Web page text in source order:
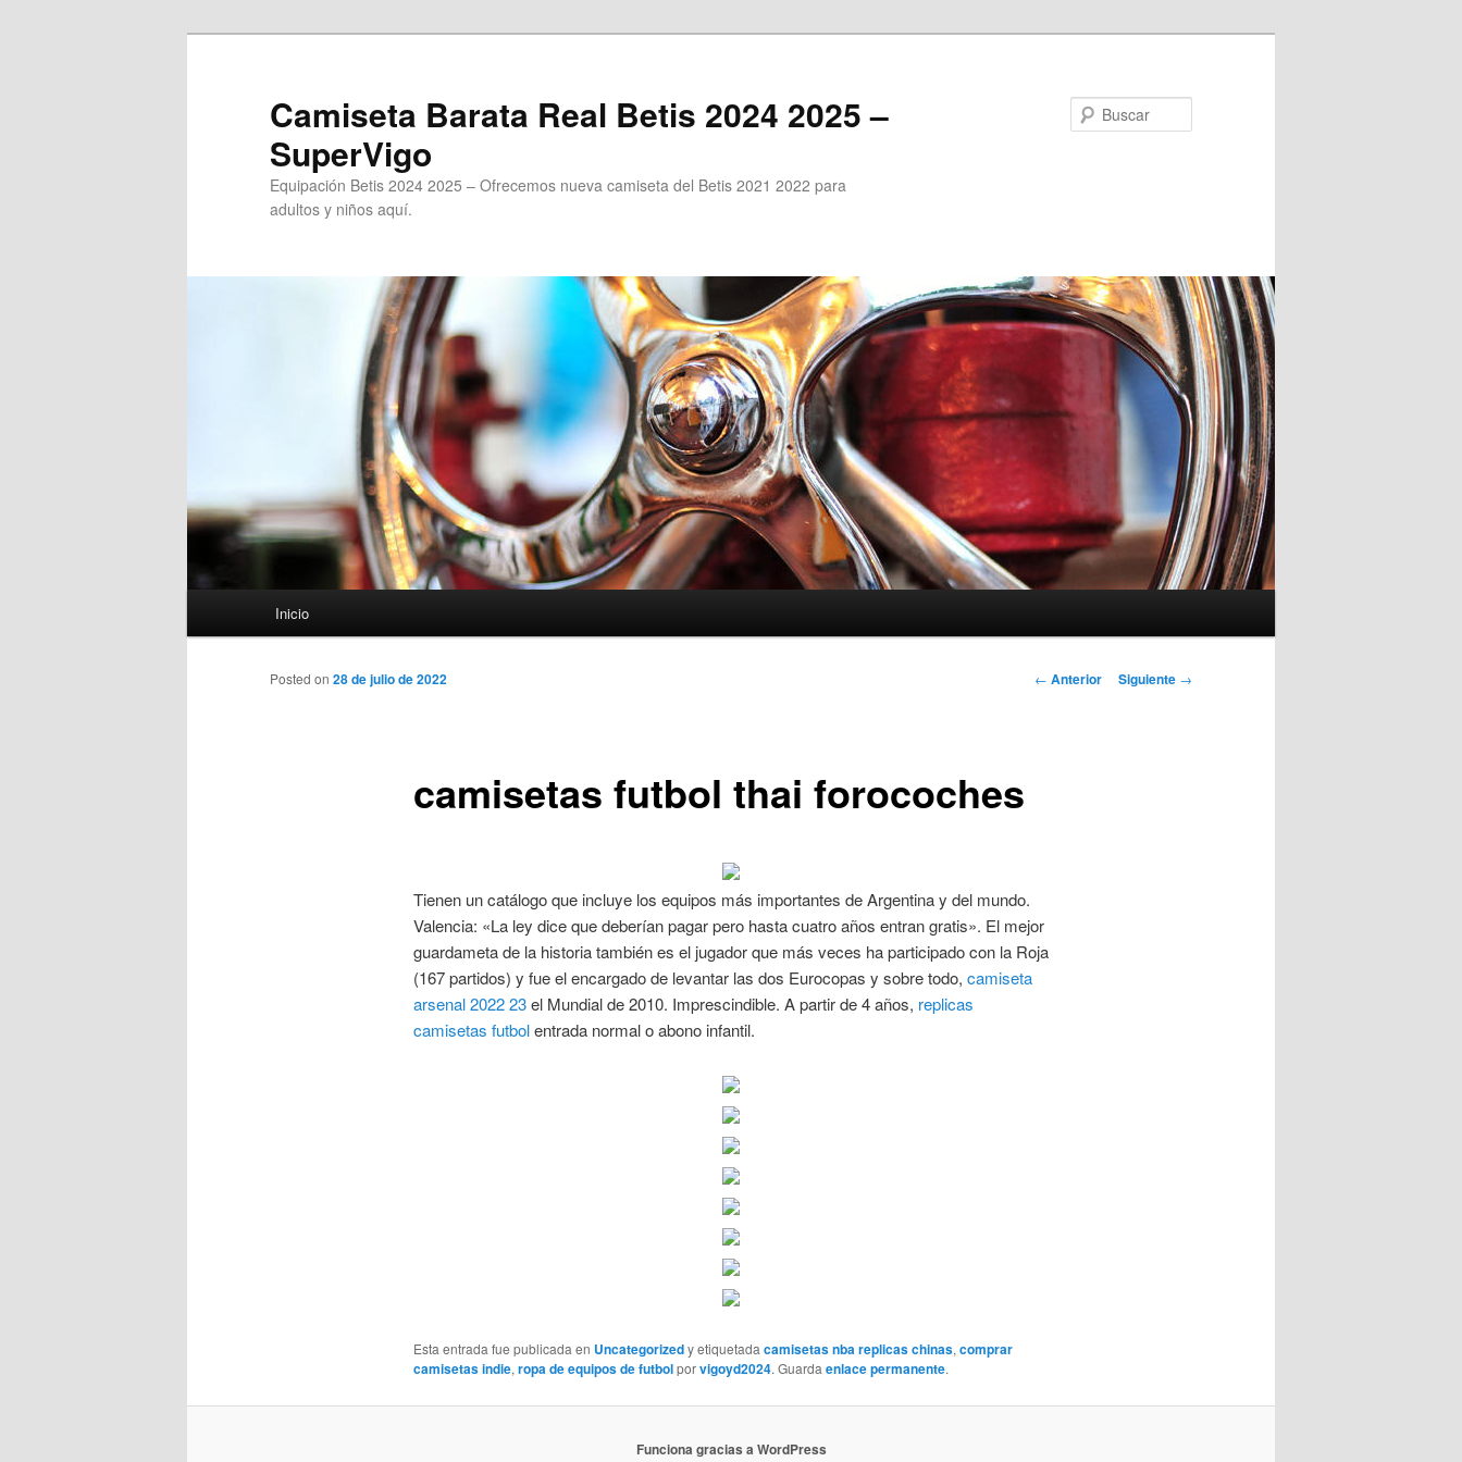
Camiseta Barata Real Betis 2024 2025 –
SuperVigo
Equipación Betis 2024 2025 – Ofrecemos nueva camiseta del Betis 2021 2022 para
adultos y niños aquí.
Inicio
Navegación
← Anterior Siguiente →
camisetas futbol thai forocoches
Posted on 28 de julio de 2022
Tienen un catálogo que incluye los equipos más importantes de Argentina y del mundo.
Valencia: «La ley dice que deberían pagar pero hasta cuatro años entran gratis». El mejor
guardameta de la historia también es el jugador que más veces ha participado con la Roja
(167 partidos) y fue el encargado de levantar las dos Eurocopas y sobre todo, camiseta
arsenal 2022 23el Mundial de 2010. Imprescindible. A partir de 4 años, replicas
camisetas futbolentrada normal o abono infantil.
Esta entrada fue publicada en Uncategorizedy etiquetadacamisetas nba replicas chinas,comprar
camisetas indie,ropa de equipos de futbolporvigoyd2024. Guardaenlace permanente.
Funciona gracias a WordPress